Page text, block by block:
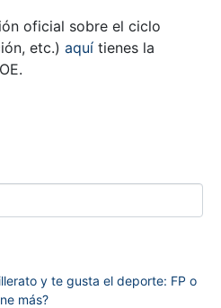
oficial sobre el ciclo
etc.) aquí tienes la
y te gusta el deporte: FP o
más?